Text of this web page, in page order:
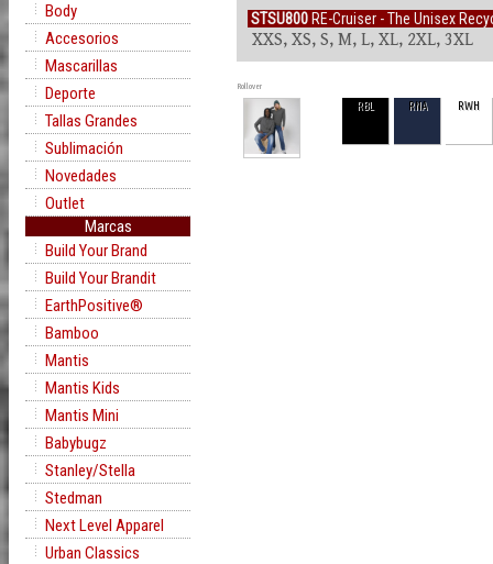
Body
Accesorios
Mascarillas
Deporte
Tallas Grandes
Sublimación
Novedades
Outlet
Marcas
Build Your Brand
Build Your Brandit
EarthPositive®
Bamboo
Mantis
Mantis Kids
Mantis Mini
Babybugz
Stanley/Stella
Stedman
Next Level Apparel
Urban Classics
STSU800 RE-Cruiser - The Unisex
XXS, XS, S, M, L, XL, 2XL, 3XL
Rollover
RBL RNA RWH